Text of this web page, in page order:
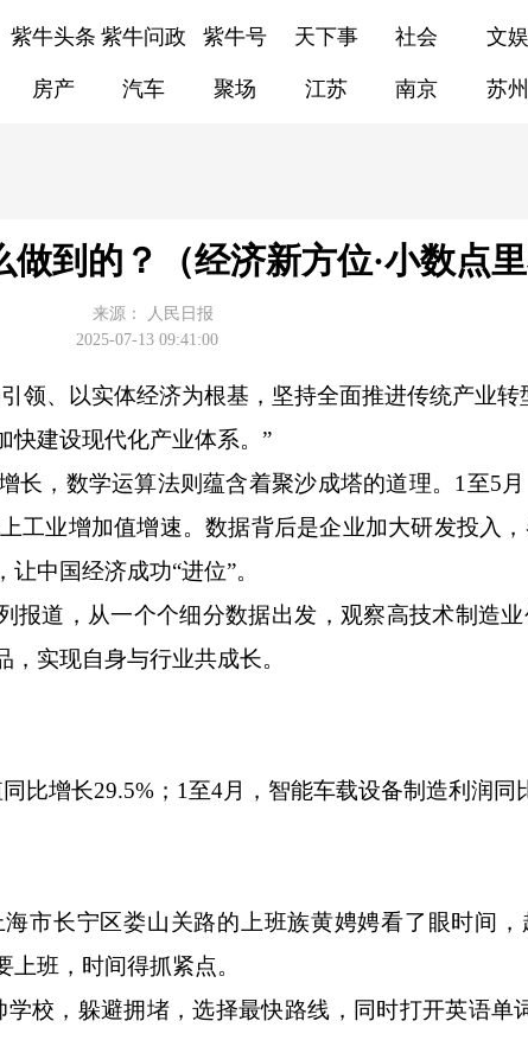
紫牛头条 紫牛问政 紫牛号 天下事 社会 文娱
房产 汽车 聚场 江苏 南京 苏州
到的？（经济新方位·小数点里
来源：
人民日报
2025-07-13 09:41:00
领、以实体经济为根基，坚持全面推进传统产业
快建设现代化产业体系。”
，数学运算法则蕴含着聚沙成塔的道理。1至5月
工业增加值增速。数据背后是企业加大研发投入
中国经济成功“进位”。
道，从一个个细分数据出发，观察高技术制造业
实现自身与行业共成长。
增长29.5%；1至4月，智能车载设备制造利润同
长宁区娄山关路的上班族黄娉娉看了眼时间，
班，时间得抓紧点。
，躲避拥堵，选择最快路线，同时打开英语单